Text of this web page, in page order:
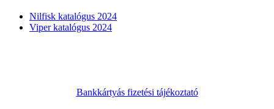
Nilfisk katalógus 2024
Viper katalógus 2024
Bankkártyás fizetési tájékoztató